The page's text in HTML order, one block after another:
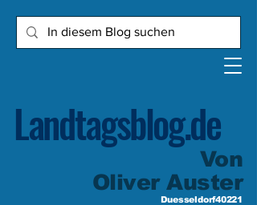
Landtagsblog.de
Von
Oliver Auster
Duesseldorf40221